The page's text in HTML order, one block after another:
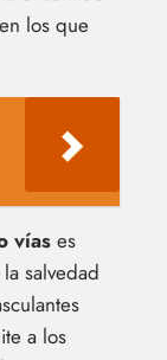
los que
vías es
salvedad
a los